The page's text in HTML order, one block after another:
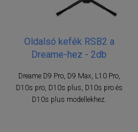
Oldalsó kefék RSB2 a
Dreame-hez - 2db
Dreame D9 Pro, D9 Max, L10 Pro,
D10s pro, D10s plus, D10s pro és
D10s plus modellekhez.